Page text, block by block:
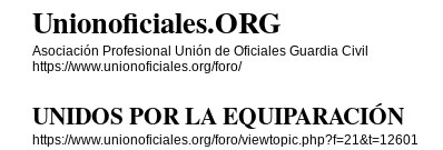
Unionoficiales.ORG
Asociación Profesional Unión de Oficiales Guardia Civil
https://www.unionoficiales.org/foro/
UNIDOS POR LA EQUIPARACIÓN
https://www.unionoficiales.org/foro/viewtopic.php?f=21&t=12601